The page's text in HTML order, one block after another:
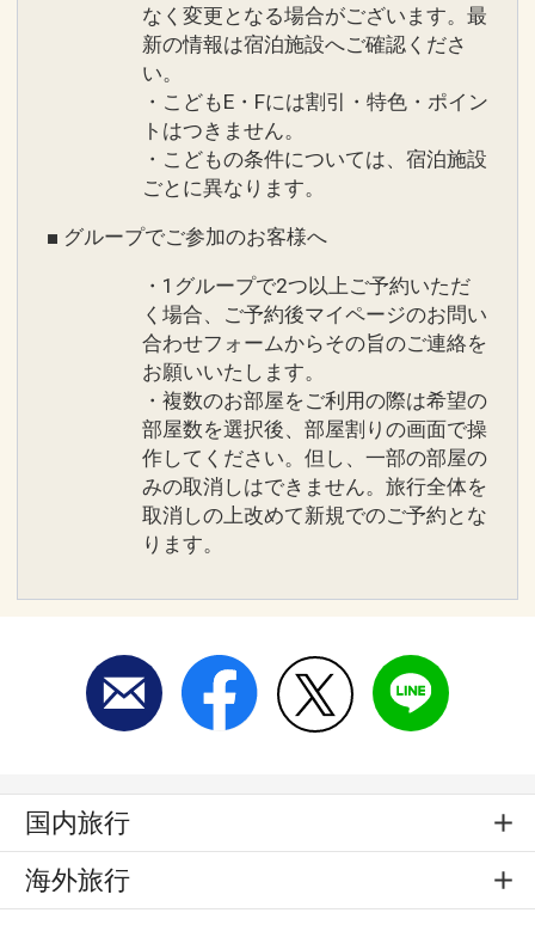
なく変更となる場合がございます。最
新の情報は宿泊施設へご確認くださ
い。
・こどもE・Fには割引・特色・ポイン
トはつきません。
・こどもの条件については、宿泊施設
ごとに異なります。
■ グループでご参加のお客様へ
・1グループで2つ以上ご予約いただ
く場合、ご予約後マイページのお問い
合わせフォームからその旨のご連絡を
お願いいたします。
・複数のお部屋をご利用の際は希望の
部屋数を選択後、部屋割りの画面で操
作してください。但し、一部の部屋の
みの取消しはできません。旅行全体を
取消しの上改めて新規でのご予約とな
ります。
国内旅行
海外旅行